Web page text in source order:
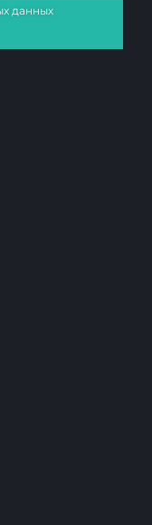
данных